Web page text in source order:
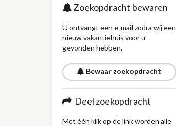
Zoekopdracht bewaren
U ontvangt een e-mail zodra wij een
nieuw vakantiehuis voor u
gevonden hebben.
Bewaar zoekopdracht
Deel zoekopdracht
Met één klik op de link worden alle